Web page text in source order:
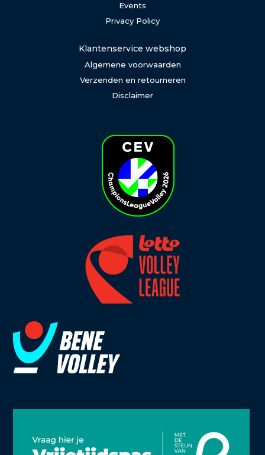
Events
Privacy Policy
Klantenservice webshop
Algemene voorwaarden
Verzenden en retourneren
Disclaimer